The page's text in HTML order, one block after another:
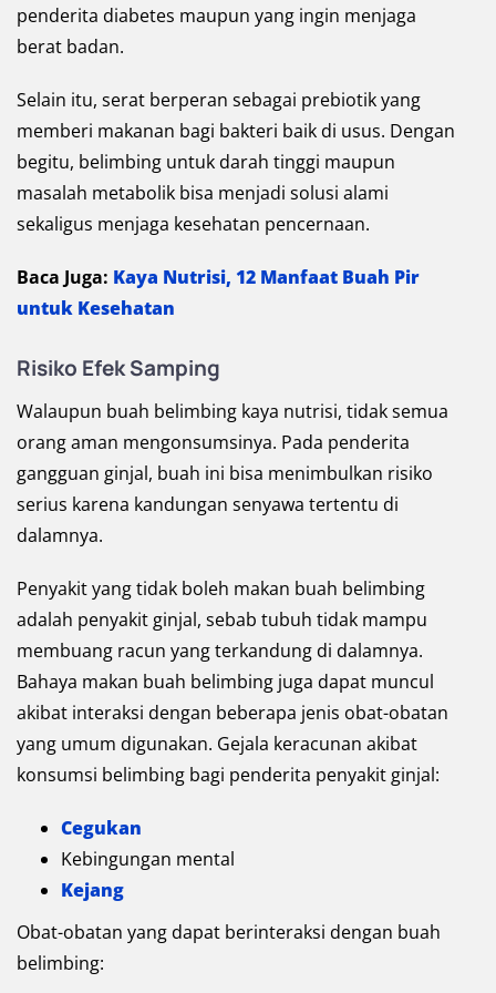
penderita diabetes maupun yang ingin menjaga
berat badan.
Selain itu, serat berperan sebagai prebiotik yang
memberi makanan bagi bakteri baik di usus. Dengan
begitu, belimbing untuk darah tinggi maupun
masalah metabolik bisa menjadi solusi alami
sekaligus menjaga kesehatan pencernaan.
Baca Juga: Kaya Nutrisi, 12 Manfaat Buah Pir
untuk Kesehatan
Risiko Efek Samping
Walaupun buah belimbing kaya nutrisi, tidak semua
orang aman mengonsumsinya. Pada penderita
gangguan ginjal, buah ini bisa menimbulkan risiko
serius karena kandungan senyawa tertentu di
dalamnya.
Penyakit yang tidak boleh makan buah belimbing
adalah penyakit ginjal, sebab tubuh tidak mampu
membuang racun yang terkandung di dalamnya.
Bahaya makan buah belimbing juga dapat muncul
akibat interaksi dengan beberapa jenis obat-obatan
yang umum digunakan. Gejala keracunan akibat
konsumsi belimbing bagi penderita penyakit ginjal:
Cegukan
Kebingungan mental
Kejang
Obat-obatan yang dapat berinteraksi dengan buah
belimbing: